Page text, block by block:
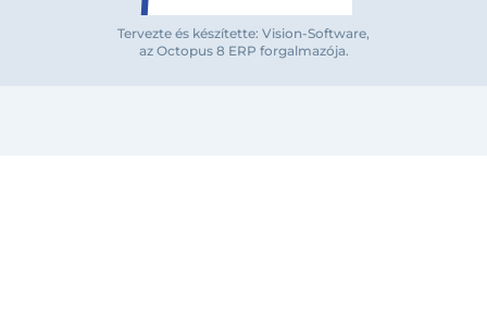
Tervezte és készítette: Vision-Software,
az Octopus 8 ERP forgalmazója.